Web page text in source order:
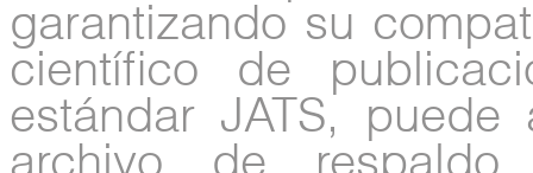
garantizando su
científico de
estándar JATS,